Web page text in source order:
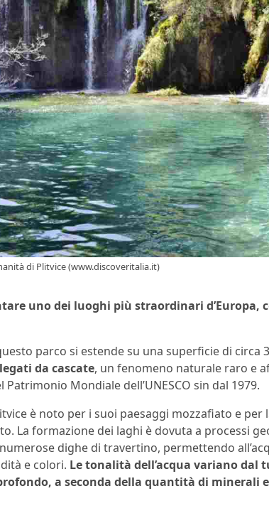
di Plitvice (www.discoveritalia.it)
uno dei luoghi più straordinari d’Europa,
parco si estende su una superficie di circa
da cascate, un fenomeno naturale raro e
Mondiale dell’UNESCO sin dal 1979.
è noto per i suoi paesaggi mozzafiato e per
La formazione dei laghi è dovuta a processi
dighe di travertino, permettendo
e colori. Le tonalità dell’acqua variano dal
a seconda della quantità di minerali